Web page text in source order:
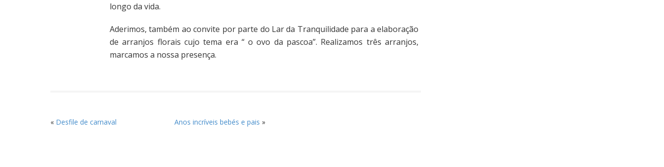
longo da vida.
Aderimos, também ao convite por parte do Lar da Tranquilidade para a elaboração
de arranjos florais cujo tema era “ o ovo da pascoa”. Realizamos três arranjos,
marcamos a nossa presença.
« Desfile de carnaval Anos incríveis bebés e pais »